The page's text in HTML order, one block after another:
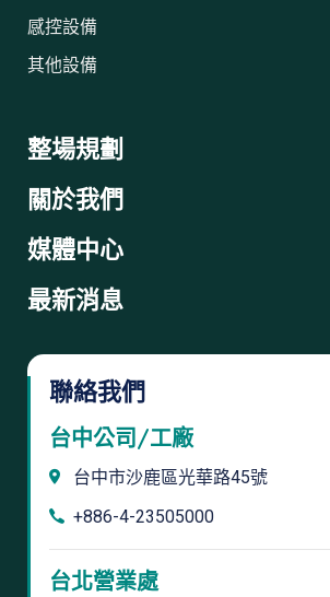
感控設備
其他設備
整場規劃
關於我們
媒體中心
最新消息
聯絡我們
台中公司/工廠
台中市沙鹿區光華路45號
+886-4-23505000
台北營業處